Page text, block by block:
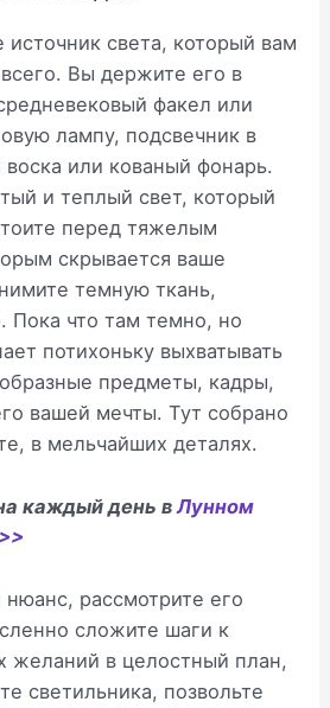
источник света, который вам
Вы держите его в
факел или
лампу, подсвечник в
воска или кованый фонарь.
и теплый свет, который
перед тяжелым
скрывается ваше
темную ткань,
Пока что там темно, но
потихоньку выхватывать
предметы, кадры,
вашей мечты. Тут собрано
в мельчайших деталях.
каждый день вЛунном
рассмотрите его
сложите шаги к
желаний в целостный план,
светильника, позвольте